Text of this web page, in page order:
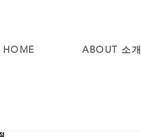
HOME ABOUT 소개